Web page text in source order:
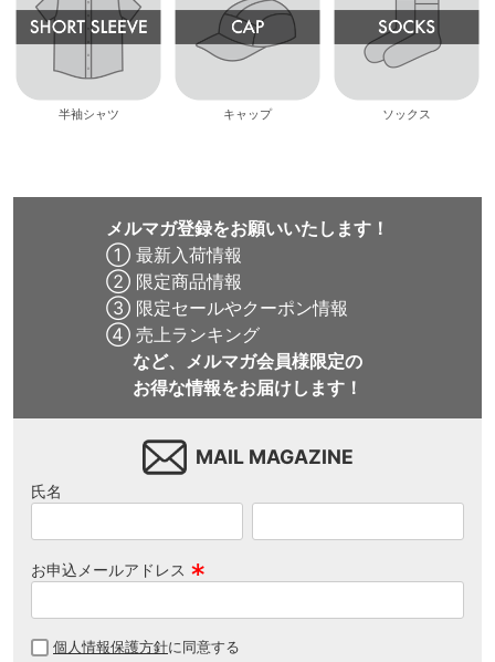
半袖シャツ キャップ ソックス
メルマガ登録をお願いいたします！
① 最新入荷情報
② 限定商品情報
③ 限定セールやクーポン情報
④ 売上ランキング
など、メルマガ会員様限定の
お得な情報をお届けします！
MAIL MAGAZINE
氏名
お申込メールアドレス
須
個人情報保護方針に同意する